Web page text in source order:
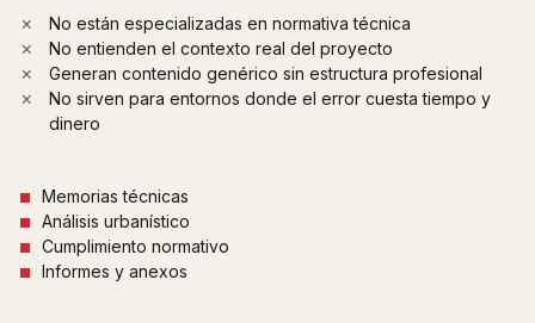
No están especializadas en normativa técnica
No entienden el contexto real del proyecto
Generan contenido genérico sin estructura profesional
No sirven para entornos donde el error cuesta tiempo y
dinero
Memorias técnicas
Análisis urbanístico
Cumplimiento normativo
Informes y anexos